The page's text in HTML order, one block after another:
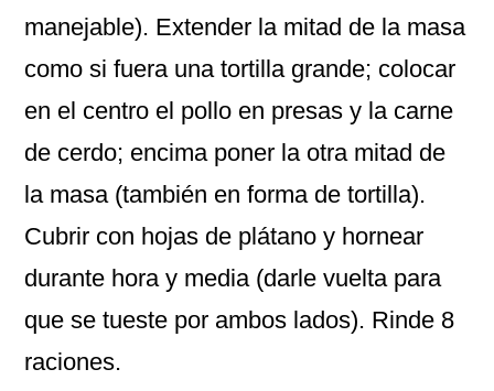
manejable). Extender la mitad de la masa
como si fuera una tortilla grande; colocar
en el centro el pollo en presas y la carne
de cerdo; encima poner la otra mitad de
la masa (también en forma de tortilla).
Cubrir con hojas de plátano y hornear
durante hora y media (darle vuelta para
que se tueste por ambos lados). Rinde 8
raciones.